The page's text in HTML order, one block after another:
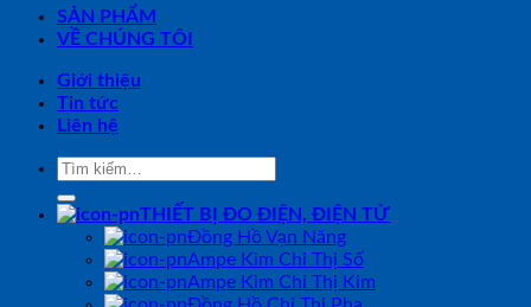
SẢN PHẨM
VỀ CHÚNG TÔI
Giới thiệu
Tin tức
Liên hệ
Tìm
THIẾT BỊ ĐO ĐIỆN, ĐIỆN TỬ
Đồng Hồ Vạn Năng
Ampe Kìm Chỉ Thị Số
Ampe Kìm Chỉ Thị Kim